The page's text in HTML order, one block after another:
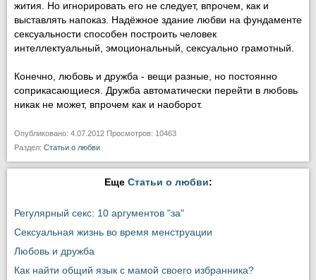
жития. Но игнорировать его не следует, впрочем, как и
выставлять напоказ. Надёжное здание любви на фундаменте
сексуальности способен построить человек
интеллектуальный, эмоциональный, сексуально грамотный.
Конечно, любовь и дружба - вещи разные, но постоянно
соприкасающиеся. Дружба автоматически перейти в любовь
никак не может, впрочем как и наоборот.
Опубликовано: 4.07.2012 Просмотров: 10463
Раздел: Статьи о любви
Еще Статьи о любви:
Регулярный секс: 10 аргументов "за"
Сексуальная жизнь во время менструации
Любовь и дружба
Как найти общий язык с мамой своего избранника?